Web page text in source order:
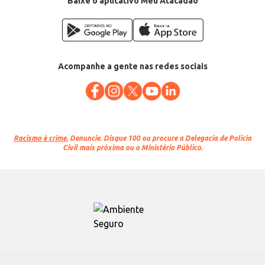
Acompanhe a gente nas redes sociais
Racismo é crime. Denuncie. Disque 100 ou procure a Delegacia de Polícia
Civil mais próxima ou o Ministério Público.